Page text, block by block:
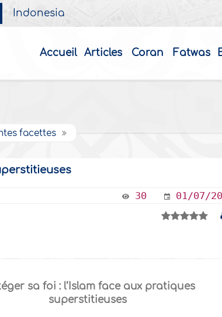
Indonesia
Accueil Articles Coran Fatwas
facettes
30 01/07/
sa foi : l’Islam face aux pratiques
superstitieuses